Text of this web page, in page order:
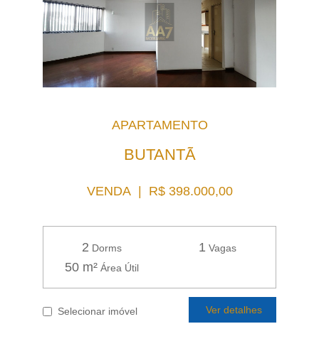
APARTAMENTO
BUTANTÃ
VENDA | R$ 398.000,00
2 Dorms 1 Vagas
50 m²Área Útil
Selecionar imóvel Ver detalhes